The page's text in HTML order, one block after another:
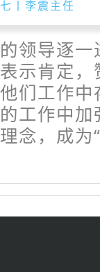
丨李震主任
领导逐
示肯定
们工作
工作中
念，成为